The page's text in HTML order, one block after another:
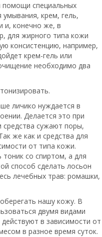
специальных
крем, гель,
и, конечно же, в
для жирного типа кожи
консистенцию, например,
крем-гель или
необходимо два
личико нуждается в
Делается это при
сужают поры,
же как и средства для
от типа кожи.
со спиртом, а для
способ сделать лосьон
лечебных трав: ромашки,
нашу кожу. В
двумя видами
в зависимости от
в разное время суток.